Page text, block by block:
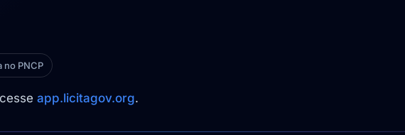
no PNCP
app.licitagov.org.